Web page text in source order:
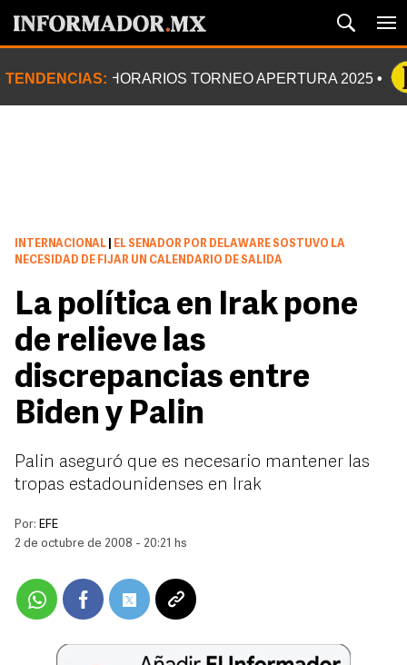
TENDENCIAS: HORARIOS TORNEO APERTURA 2025
INTERNACIONAL
EL SENADOR POR DELAWARE SOSTUVO LA
NECESIDAD DE FIJAR UN CALENDARIO DE SALIDA
La política en Irak pone
de relieve las
discrepancias entre
Biden y Palin
Palin aseguró que es necesario mantener las
tropas estadounidenses en Irak
Por: EFE
2 de octubre de 2008 - 20:21 hs